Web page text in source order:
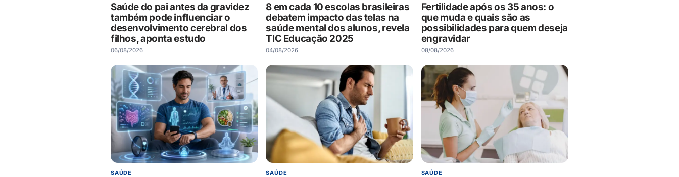
Saúde do pai antes da gravidez
também pode influenciar o
desenvolvimento cerebral dos
filhos, aponta estudo
06/08/2026
8 em cada 10 escolas brasileiras
debatem impacto das telas na
saúde mental dos alunos, revela
TIC Educação 2025
04/08/2026
Fertilidade após os 35 anos: o
que muda e quais são as
possibilidades para quem deseja
engravidar
08/08/2026
SAÚDE SAÚDE SAÚDE